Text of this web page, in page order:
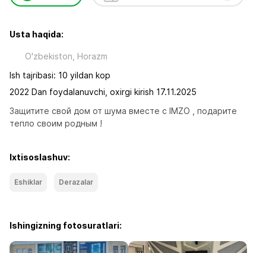
Usta haqida:
O'zbekiston, Horazm
Ish tajribasi: 10 yildan kop
2022 Dan foydalanuvchi, oxirgi kirish 17.11.2025
Защитите свой дом от шума вместе с IMZO , подарите
тепло своим родным !
Ixtisoslashuv:
Eshiklar Derazalar
Ishingizning fotosuratlari: